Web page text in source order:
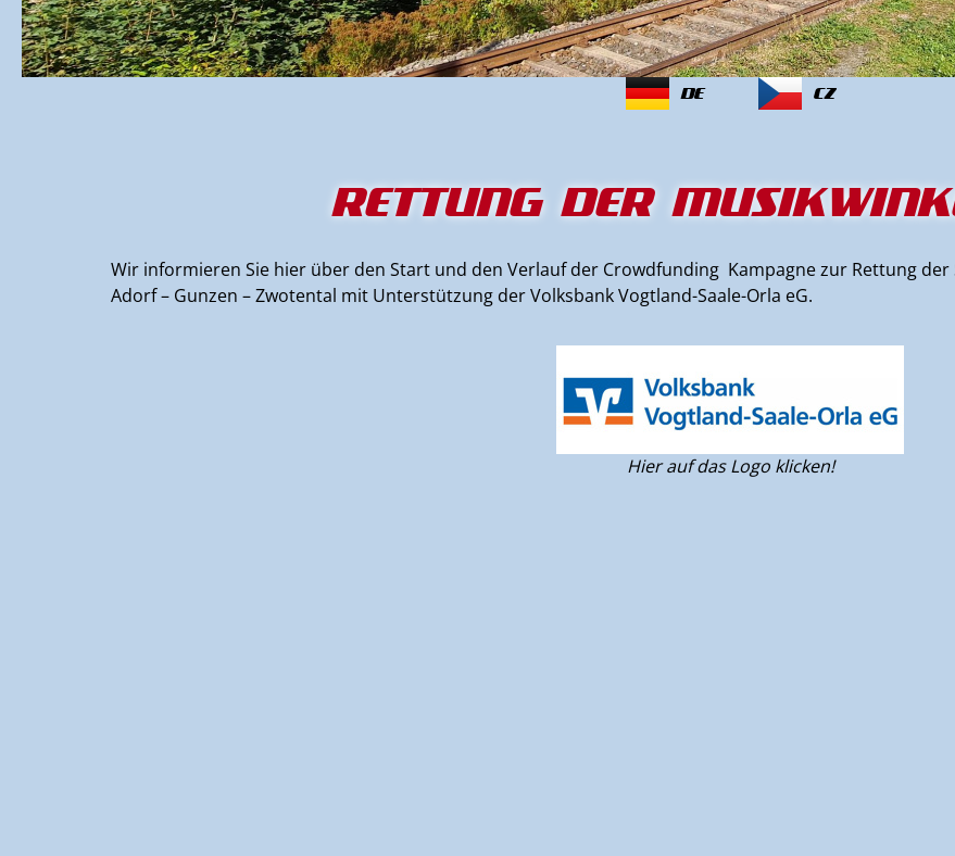
DE CZ
RETTUNG DER
Wir informieren Sie hier über den Start und den Verlauf der Crowdfunding Kampagne zur Rettung der
Adorf – Gunzen – Zwotental mit Unterstützung der Volksbank Vogtland-Saale-Orla eG.
Hier auf das Logo klicken!